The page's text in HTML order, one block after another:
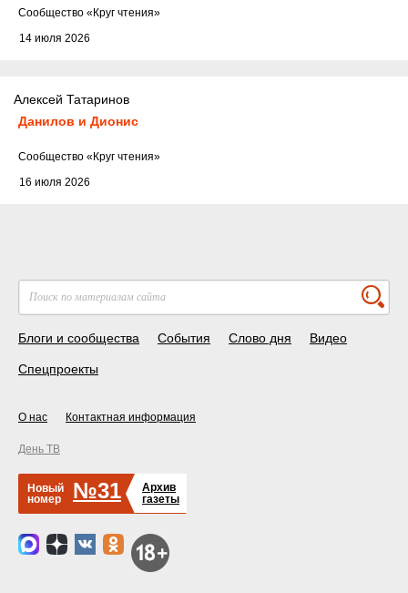
14 июля 2026
Cообщество «Круг чтения»
Алексей Татаринов
Данилов и Дионис
16 июля 2026
Cообщество «Круг чтения»
Блоги и сообщества События Слово дня Видео
Спецпроекты
О нас Контактная информация
День ТВ
Новый
номер
№31
Архив
газеты